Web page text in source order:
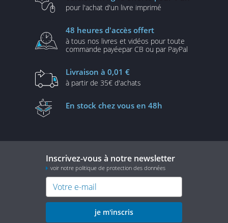
pour l'achat d'un livre imprimé
48 heures d'accès offert
à tous nos livres et vidéos pour toute
commande payéepar CB ou par PayPal
Livraison à 0,01 €
à partir de 35€ d'achats
En stock chez vous en 48h
Inscrivez-vous à notre newsletter
voir notre politique de protection des données
je m'inscris